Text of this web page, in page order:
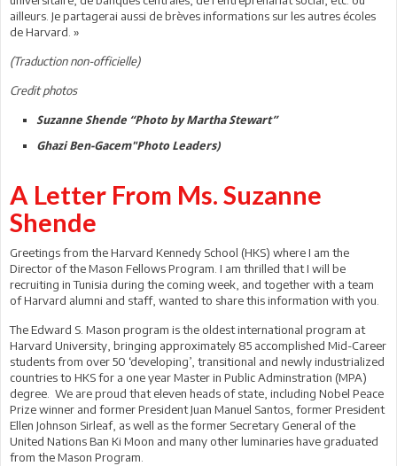
ailleurs. Je partagerai aussi de brèves informations sur les autres écoles
de Harvard. »
(Traduction non-officielle)
Credit photos
Suzanne Shende “Photo by Martha Stewart”
Ghazi Ben-Gacem"Photo Leaders)
A Letter From Ms. Suzanne
Shende
Greetings from the Harvard Kennedy School (HKS) where I am the
Director of the Mason Fellows Program. I am thrilled that I will be
recruiting in Tunisia during the coming week, and together with a team
of Harvard alumni and staff, wanted to share this information with you.
The Edward S. Mason program is the oldest international program at
Harvard University, bringing approximately 85 accomplished Mid-Career
students from over 50 ‘developing’, transitional and newly industrialized
countries to HKS for a one year Master in Public Adminstration (MPA)
degree. We are proud that eleven heads of state, including Nobel Peace
Prize winner and former President Juan Manuel Santos, former President
Ellen Johnson Sirleaf, as well as the former Secretary General of the
United Nations Ban Ki Moon and many other luminaries have graduated
from the Mason Program.